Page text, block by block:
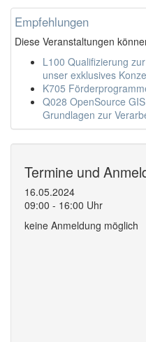
Empfehlungen
Diese Veranstaltungen
L100 Qualifizierung
unser exklusives
K705
Q028 OpenSource
Grundlagen zur
Termine und
16.05.2024
09:00 - 16:00 Uhr
keine Anmeldung möglich